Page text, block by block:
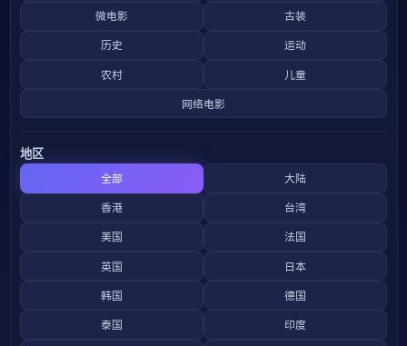
微电影 古装
历史 运动
农村 儿童
网络电影
地区
全部 大陆
香港 台湾
美国 法国
英国 日本
韩国 德国
泰国 印度